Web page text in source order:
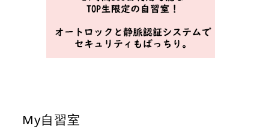
My自習室